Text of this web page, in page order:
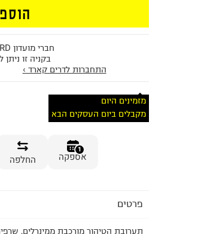
חברי מועדון DREAM CARD
בקניה זו ניתן
התחברות לדרים קארד ›
מזמינים היום
מקבלים ביום העסקים הבא
1
אספקה החלפה
פרטים
תערובת הטיהור מורכבת ממינרלים,